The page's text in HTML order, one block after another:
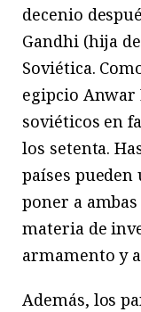
decenio
Gandhi (hija
Soviética.
egipcio Anwar
soviéticos en
los setenta.
países
poner a
materia de
armamento y
Además, los